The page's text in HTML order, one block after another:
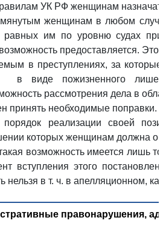
УК РФ женщинам назначать
женщинам в любом
им по уровню судах
предоставляется. Это
в преступлениях, за которые
в виде пожизненного
рассмотрения дела в
принять необходимые поправки.
реализации своей
которых женщинам должна
возможность имеется лишь
вступления этого
нельзя в т. ч. в апелляционном,
правонарушения,